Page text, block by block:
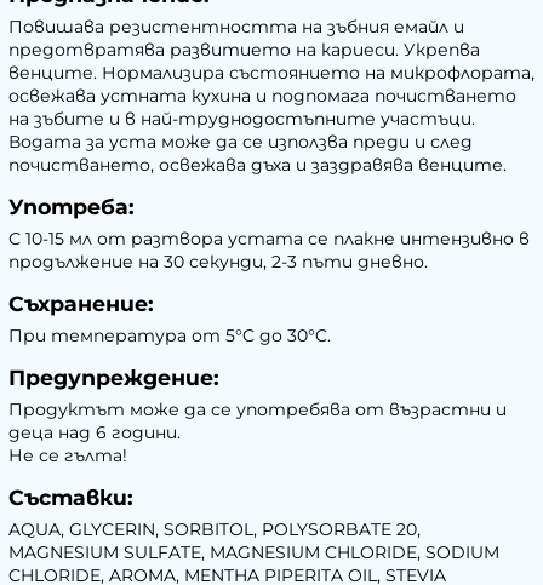
Повишава резистентността на зъбния емайл и
предотвратява развитието на кариеси. Укрепва
венците. Нормализира състоянието на микрофлората,
освежава устната кухина и подпомага почистването
на зъбите и в най-труднодостъпните участъци.
Водата за уста може да се използва преди и след
почистването, освежава дъха и заздравява венците.
Употреба:
С 10-15 мл от разтвора устата се плакне интензивно в
продължение на 30 секунди, 2-3 пъти дневно.
Съхранение:
При температура от 5°C до 30°C.
Предупреждение:
Продуктът може да се употребява от възрастни и
деца над 6 години.
Не се гълта!
Съставки:
AQUA, GLYCERIN, SORBITOL, POLYSORBATE 20,
MAGNESIUM SULFATE, MAGNESIUM CHLORIDE, SODIUM
CHLORIDE, AROMA, MENTHA PIPERITA OIL, STEVIA